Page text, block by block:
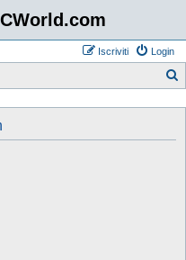
Login
Iscriviti